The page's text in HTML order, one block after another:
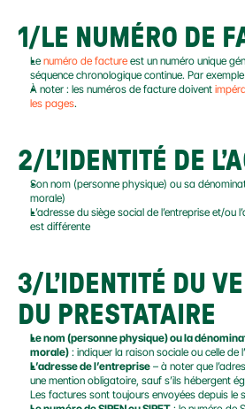
1/LE NUMÉRO DE
Le numéro de facture est un numéro unique
séquence chronologique continue. Par
À noter : les numéros de facture doivent
les pages.
2/L’IDENTITÉ DE
Son nom (personne physique) ou sa
morale)
L’adresse du siège social de l’entreprise et/ou
est différente
3/L’IDENTITÉ DU
DU PRESTATAIRE
Le nom (personne physique) ou la
morale) : indiquer la raison sociale ou celle de
L’adresse de l’entreprise – à noter que
une mention obligatoire, sauf s’ils hébergent
Les factures sont toujours envoyées depuis le